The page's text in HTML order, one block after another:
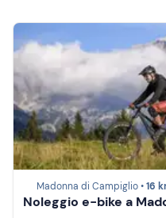
Madonna di Campiglio •16
Noleggio e-bike a